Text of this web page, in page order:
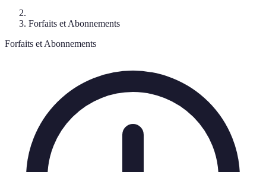
Forfaits et Abonnements
Forfaits et Abonnements